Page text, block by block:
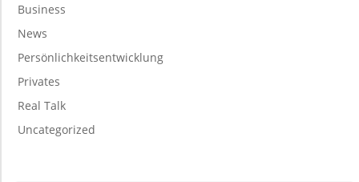
Business
News
Persönlichkeitsentwicklung
Privates
Real Talk
Uncategorized